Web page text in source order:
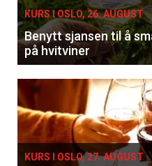
KURS I OSLO, 26. AUGUST
Benytt sjansen til å
på hvitviner
KURS I OSLO, 27. AUGUST